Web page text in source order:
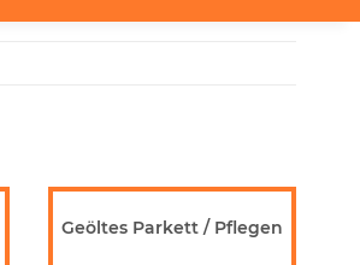
Geöltes Parkett / Pflegen